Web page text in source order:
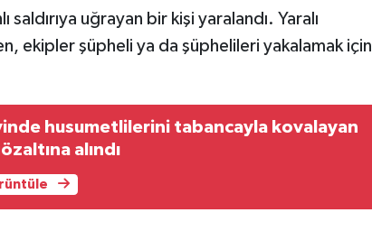
uğrayan bir kişi yaralandı. Yaralı
ekipler şüpheli ya da şüphelileri yakalamak için
husumetlilerini tabancayla kovalayan
alındı